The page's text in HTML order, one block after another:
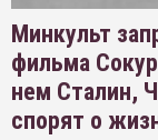
Минкульт
фильма
нем Сталин,
спорят о